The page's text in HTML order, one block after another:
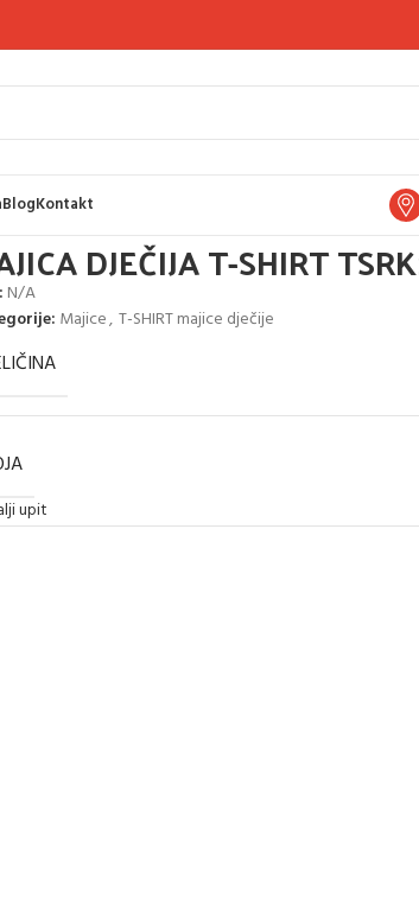
BlogKontakt
DJEČIJA T-SHIRT
N/A
Majice, T-SHIRT majice dječije
upit